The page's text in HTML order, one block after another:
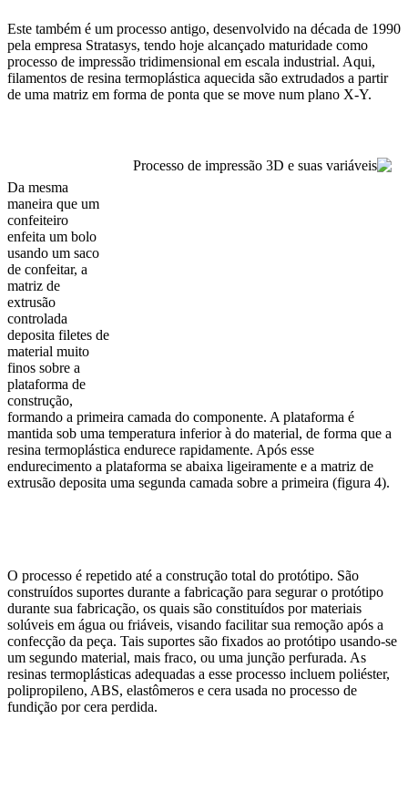
Este também é um processo antigo, desenvolvido na década de 1990
pela empresa Stratasys, tendo hoje alcançado maturidade como
processo de impressão tridimensional em escala industrial. Aqui,
filamentos de resina termoplástica aquecida são extrudados a partir
de uma matriz em forma de ponta que se move num plano X-Y.
Da mesma
maneira que um
confeiteiro
enfeita um bolo
usando um saco
de confeitar, a
matriz de
extrusão
controlada
deposita filetes de
material muito
finos sobre a
plataforma de
construção,
formando a primeira camada do componente. A plataforma é
mantida sob uma temperatura inferior à do material, de forma que a
resina termoplástica endurece rapidamente. Após esse
endurecimento a plataforma se abaixa ligeiramente e a matriz de
extrusão deposita uma segunda camada sobre a primeira (figura 4).
O processo é repetido até a construção total do protótipo. São
construídos suportes durante a fabricação para segurar o protótipo
durante sua fabricação, os quais são constituídos por materiais
solúveis em água ou friáveis, visando facilitar sua remoção após a
confecção da peça. Tais suportes são fixados ao protótipo usando-se
um segundo material, mais fraco, ou uma junção perfurada. As
resinas termoplásticas adequadas a esse processo incluem poliéster,
polipropileno, ABS, elastômeros e cera usada no processo de
fundição por cera perdida.